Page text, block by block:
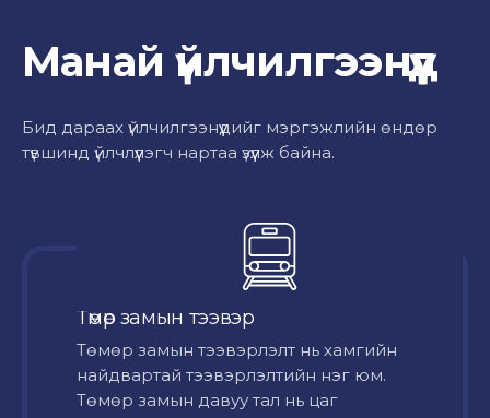
Манай үйлчилгээнүүд
Бид дараах үйлчилгээнүүдийг мэргэжлийн өндөр
түвшинд үйлчлүүлэгч нартаа үзүүлж байна.
Төмөр замын тээвэр
Төмөр замын тээвэрлэлт нь хамгийн
найдвартай тээвэрлэлтийн нэг юм.
Төмөр замын давуу тал нь цаг